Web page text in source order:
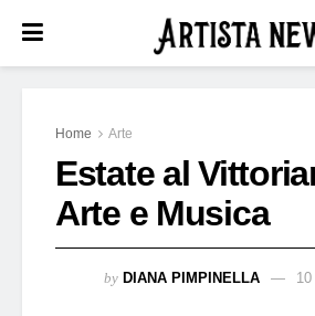
Home Arte
Estate al
Arte e Musica
by DIANA PIMPINELLA